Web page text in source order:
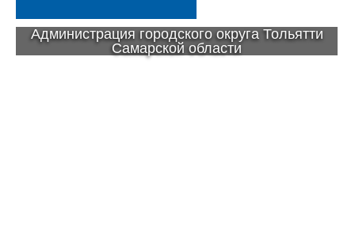
Администрация городского округа Тольятти
Самарской области